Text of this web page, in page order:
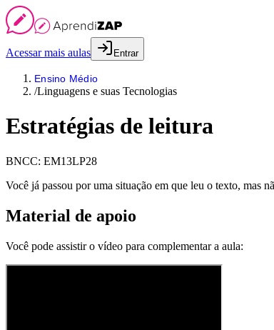
Acessar mais aulas Entrar
Ensino Médio
/Linguagens e suas Tecnologias
Estratégias de leitura
BNCC: EM13LP28
Você já passou por uma situação em que leu o texto, mas
Material de apoio
Você pode assistir o vídeo para complementar a aula: